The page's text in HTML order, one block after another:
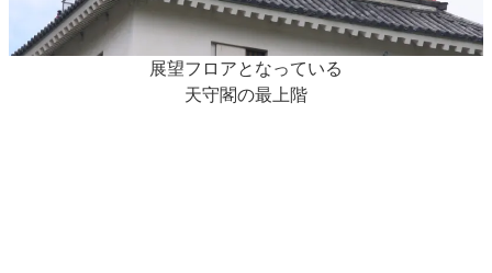
展望フロアとなっている
天守閣の最上階